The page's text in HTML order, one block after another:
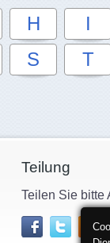
H I
S T
Teilung
Teilen Sie bitte